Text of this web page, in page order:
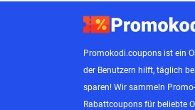
Promokodi.coupons ist ein
der Benutzern hilft, täglich
sparen! Wir sammeln
Rabattcoupons für beliebte